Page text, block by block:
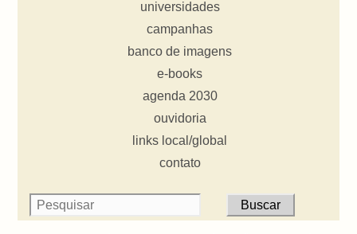
universidades
campanhas
banco de imagens
e-books
agenda 2030
ouvidoria
links local/global
contato